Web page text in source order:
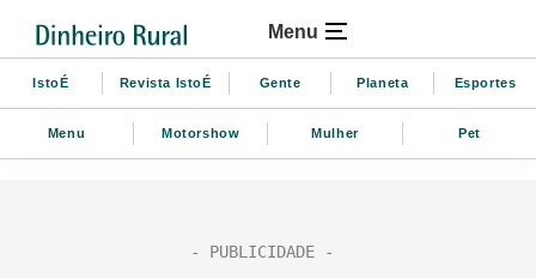
Menu
IstoÉ Revista IstoÉ Gente Planeta Esportes
Menu Motorshow Mulher Pet